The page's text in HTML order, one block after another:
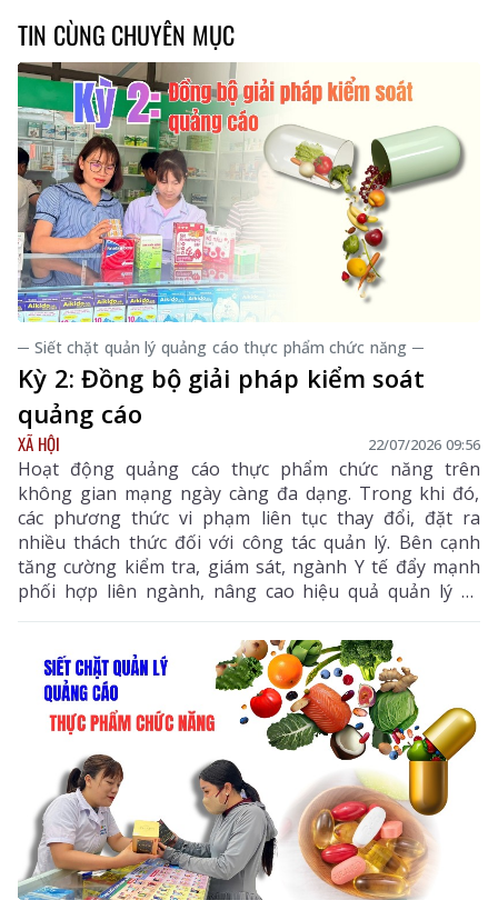
TIN CÙNG CHUYÊN MỤC
─ Siết chặt quản lý quảng cáo thực phẩm chức năng ─
Kỳ 2: Đồng bộ giải pháp kiểm soát
quảng cáo
XÃ HỘI 22/07/2026 09:56
Hoạt động quảng cáo thực phẩm chức năng trên
không gian mạng ngày càng đa dạng. Trong khi đó,
các phương thức vi phạm liên tục thay đổi, đặt ra
nhiều thách thức đối với công tác quản lý. Bên cạnh
tăng cường kiểm tra, giám sát, ngành Y tế đẩy mạnh
phối hợp liên ngành, nâng cao hiệu quả quản lý và
tuyên truyền để người dân chủ động lựa chọn, sử